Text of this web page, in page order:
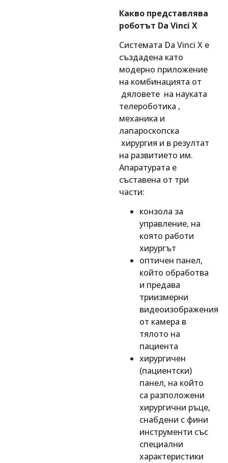
Какво представлява
роботът Da Vinci X
Системата Da Vinci X е
създадена като
модерно приложение
на комбинацията от
дяловете на науката
телероботика ,
механика и
лапароскопска
хирургия и в резултат
на развитието им.
Апаратурата е
съставена от три
части:
конзола за
управление, на
която работи
хирургът
оптичен панел,
който обработва
и предава
триизмерни
видеоизображения
от камера в
тялото на
пациента
хирургичен
(пациентски)
панел, на който
са разположени
хирургични ръце,
снабдени с фини
инструменти със
специални
характеристики